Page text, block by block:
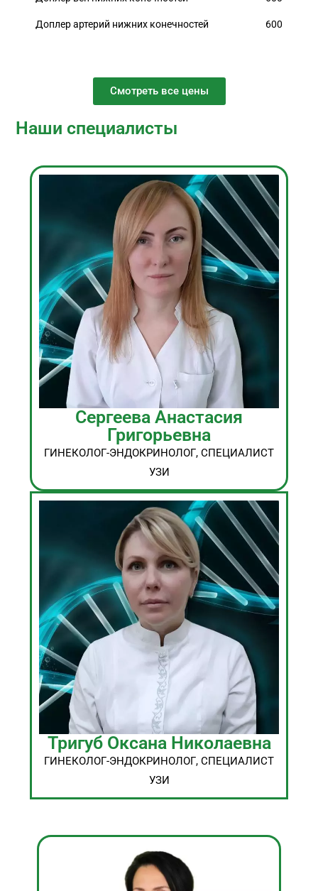
Доплер артерий нижних конечностей 600
Смотреть все цены
Наши специалисты
Сергеева Анастасия
Григорьевна
ГИНЕКОЛОГ-ЭНДОКРИНОЛОГ, СПЕЦИАЛИСТ
УЗИ
Тригуб Оксана Николаевна
ГИНЕКОЛОГ-ЭНДОКРИНОЛОГ, СПЕЦИАЛИСТ
УЗИ